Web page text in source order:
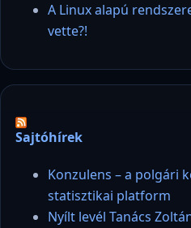
A Linux alapú
vette?!
Sajtóhírek
Konzulens – a polgári
statisztikai platform
Nyílt levél Tanács